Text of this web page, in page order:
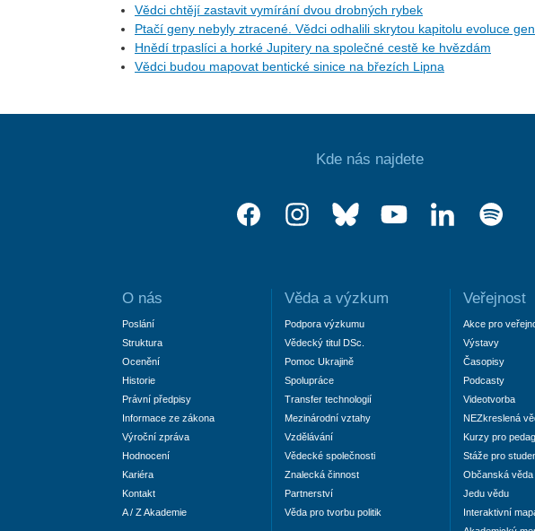
Vědci chtějí zastavit vymírání dvou drobných rybek
Ptačí geny nebyly ztracené. Vědci odhalili skrytou kapitolu evoluce
Hnědí trpaslíci a horké Jupitery na společné cestě ke hvězdám
Vědci budou mapovat bentické sinice na březích Lipna
Kde nás najdete
O nás
Poslání
Struktura
Ocenění
Historie
Právní předpisy
Informace ze zákona
Výroční zpráva
Hodnocení
Kariéra
Kontakt
A / Z Akademie
Věda a výzkum
Podpora výzkumu
Vědecký titul DSc.
Pomoc Ukrajině
Spolupráce
Transfer technologií
Mezinárodní vztahy
Vzdělávání
Vědecké společnosti
Znalecká činnost
Partnerství
Věda pro tvorbu politik
Veřejnost
Akce pro
Výstavy
Časopisy
Podcasty
Videotvorba
NEZkreslená
Kurzy pro
Stáže pro
Občanská věda
Jedu vědu
Interaktivní